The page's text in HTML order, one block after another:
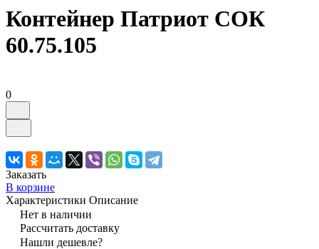
Контейнер Патриот СОК
60.75.105
0
Заказать
В корзине
Характеристики Описание
Нет в наличии
Рассчитать доставку
Нашли дешевле?